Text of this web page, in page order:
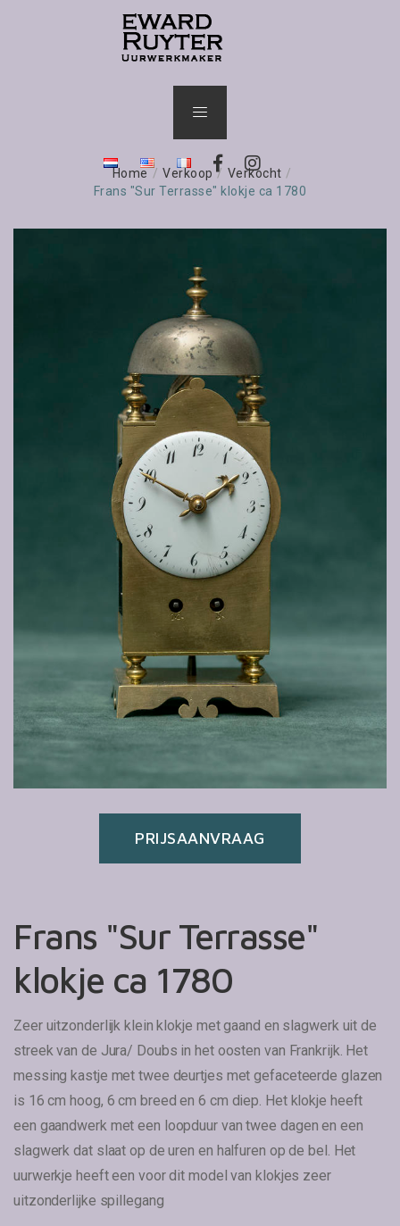
Home / Verkoop / Verkocht /
Frans "Sur Terrasse" klokje ca 1780
PRIJSAANVRAAG
Frans "Sur Terrasse"
klokje ca 1780
Zeer uitzonderlijk klein klokje met gaand en slagwerk uit de
streek van de Jura/ Doubs in het oosten van Frankrijk. Het
messing kastje met twee deurtjes met gefaceteerde glazen
is 16 cm hoog, 6 cm breed en 6 cm diep. Het klokje heeft
een gaandwerk met een loopduur van twee dagen en een
slagwerk dat slaat op de uren en halfuren op de bel. Het
uurwerkje heeft een voor dit model van klokjes zeer
uitzonderlijke spillegang